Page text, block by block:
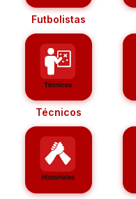
Futbolistas
Técnicos